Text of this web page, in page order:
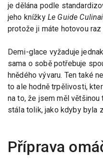
je dělána podle
jeho knížky Le Guide
protože ji máte hotovou raz
Demi-glace vyžaduje
sama o sobě potřebuje
hnědého vývaru. Ten také
to ale hodně trpělivosti,
na to, že jsem měl
stála tolik, jako kdyby byla
Příprava